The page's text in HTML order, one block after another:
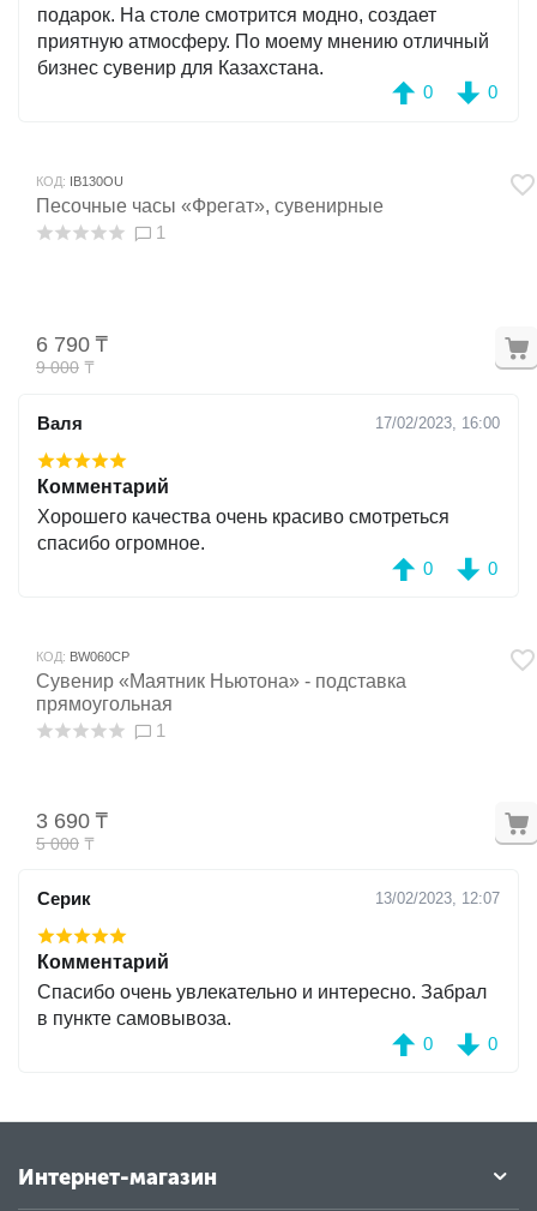
подарок. На столе смотрится модно, создает
приятную атмосферу. По моему мнению отличный
бизнес сувенир для Казахстана.
0
0
КОД: IB130OU
Песочные часы «Фрегат», сувенирные
1
9 000 ₸
6 790 ₸
Валя 17/02/2023, 16:00
Комментарий
Хорошего качества очень красиво смотреться
спасибо огромное.
0
0
КОД: BW060CP
Сувенир «Маятник Ньютона» - подставка
прямоугольная
1
5 000 ₸
3 690 ₸
Серик 13/02/2023, 12:07
Комментарий
Спасибо очень увлекательно и интересно. Забрал
в пункте самовывоза.
0
0
Интернет-магазин